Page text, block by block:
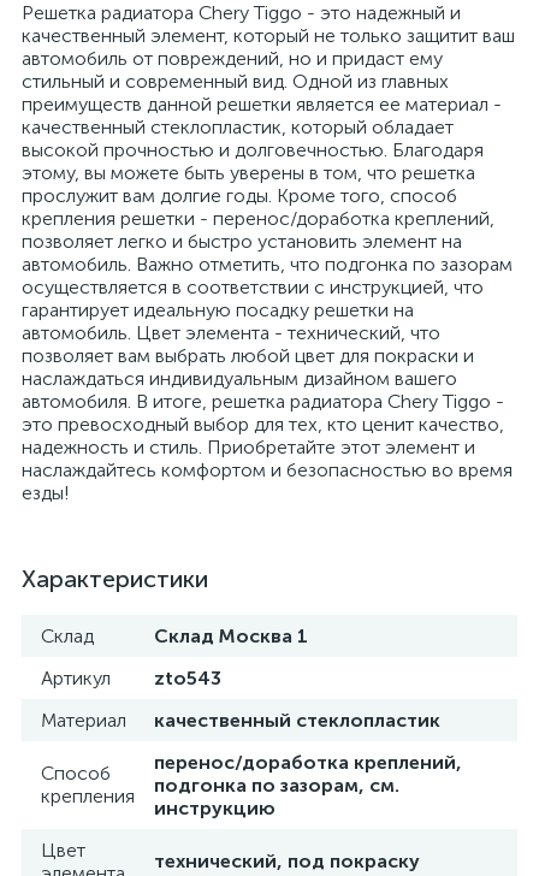
Решетка радиатора Chery Tiggo - это надежный и
качественный элемент, который не только защитит ваш
автомобиль от повреждений, но и придаст ему
стильный и современный вид. Одной из главных
преимуществ данной решетки является ее материал -
качественный стеклопластик, который обладает
высокой прочностью и долговечностью. Благодаря
этому, вы можете быть уверены в том, что решетка
прослужит вам долгие годы. Кроме того, способ
крепления решетки - перенос/доработка креплений,
позволяет легко и быстро установить элемент на
автомобиль. Важно отметить, что подгонка по зазорам
осуществляется в соответствии с инструкцией, что
гарантирует идеальную посадку решетки на
автомобиль. Цвет элемента - технический, что
позволяет вам выбрать любой цвет для покраски и
наслаждаться индивидуальным дизайном вашего
автомобиля. В итоге, решетка радиатора Chery Tiggo -
это превосходный выбор для тех, кто ценит качество,
надежность и стиль. Приобретайте этот элемент и
наслаждайтесь комфортом и безопасностью во время
езды!
Характеристики
Склад
Склад Москва 1
Артикул
zto543
Материал
качественный стеклопластик
Способ
крепления
перенос/доработка креплений,
подгонка по зазорам, см.
инструкцию
Цвет
технический, под покраску